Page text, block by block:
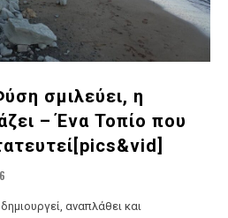
σμιλεύει, η
– Ένα Τοπίο που
αναπλάθει και